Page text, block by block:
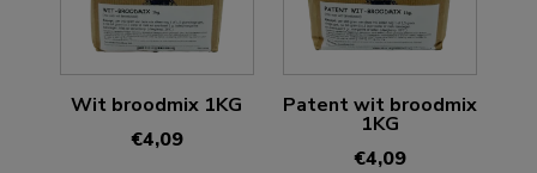
Wit broodmix 1KG
€4,09
Patent wit broodmix
1KG
€4,09